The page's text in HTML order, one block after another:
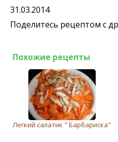
31.03.2014
Поделитесь рецептом с
Похожие рецепты
Легкий салатик " Барбариска"